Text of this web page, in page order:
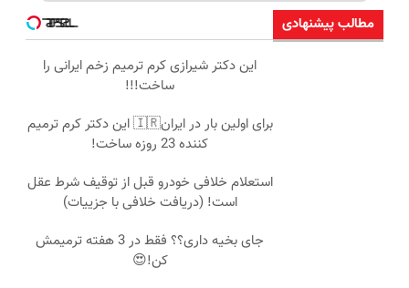
مطالب پیشنهادی
این دکتر شیرازی کرم ترمیم زخم ایرانی را
ساخت!!!
برای اولین بار در ایران🇮🇷 این دکتر کرم ترمیم
کننده 23 روزه ساخت!
استعلام خلافی خودرو قبل از توقیف شرط عقل
است! (دریافت خلافی با جزییات)
جای بخیه داری؟؟ فقط در 3 هفته ترمیمش
کن!😍